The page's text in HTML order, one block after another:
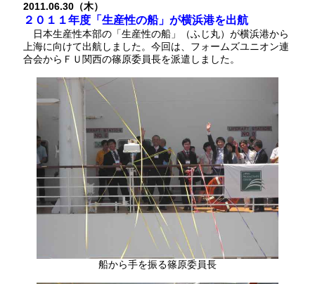
2011.06.30（木）
２０１１年度「生産性の船」が横浜港を出航
日本生産性本部の「生産性の船」（ふじ丸）が横浜港から
上海に向けて出航しました。今回は、フォームズユニオン連
合会からＦＵ関西の篠原委員長を派遣しました。
船から手を振る篠原委員長